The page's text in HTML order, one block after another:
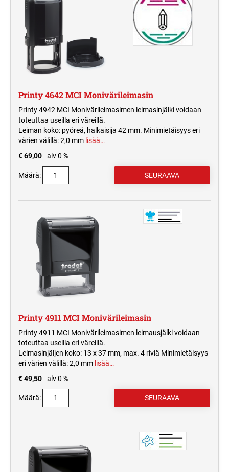
PÄIVÄMÄÄRÄLEIMASIMET
TAPAHTUMALEIMASIMET
LEIMASINTYYNYT TRODAT PROFESSIONAL
LEIMASIMIIN
VAIHTOMUSTETYYNYT COLOP
LEIMASIMIIN
MUSTETYYNYT PERINTEISILLE
LEIMASIMILLE
TYPOMATIC TARVIKKEET
PRINTY TYPOMATIC
PROFESSIONAL TYPOMATIC
VALMIIT LEIMASIMET
VALMIIT LEIMASIMET
HARRASTELEIMASIMET
MONIVÄRILEIMASIMET
TRODAT PRINTY MONIVÄRILEIMASIN
TRODAT PROFESSIONAL
MONIVÄRILEIMASIN
TURVALEIMASIMET
TAPAHTUMALEIMASIMET
TEOLLISUUDEN MERKINTÄLAITTEET
Printy 4642 MCI Monivärileimasin
Printy 4942 MCI Monivärileimasimen leimasinjälki voidaan
toteuttaa useilla eri väreillä.
Leiman koko: pyöreä, halkaisija 42 mm. Minimietäisyys eri
värien välillä: 2,0 mm lisää…
€ 69,00
alv 0 %
Määrä:
Printy 4911 MCI Monivärileimasin
Printy 4911 MCI Monivärileimasimen leimausjälki voidaan
toteuttaa useilla eri väreillä.
Leimasinjäljen koko: 13 x 37 mm, max. 4 riviä Minimietäisyys
eri värien välillä: 2,0 mm lisää…
€ 49,50
alv 0 %
Määrä: